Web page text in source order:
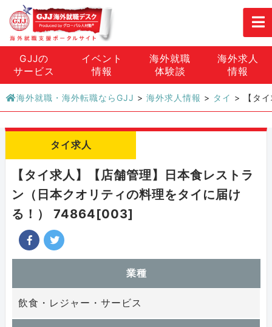
GJJの
サービス
イベント
情報
海外就職
体験談
海外求人
情報
海外就職・海外転職ならGJJ > 海外求人情報 > タイ > 【タ
タイ求人
【タイ求人】【店舗管理】日本食レストラ
ン（日本クオリティの料理をタイに届け
る！） 74864[003]
業種
飲食・レジャー・サービス